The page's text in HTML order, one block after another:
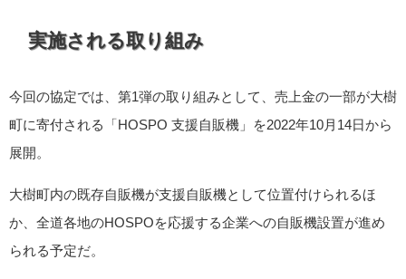
実施される取り組み
今回の協定では、第1弾の取り組みとして、売上金の一部が大樹
町に寄付される「HOSPO 支援自販機」を2022年10月14日から
展開。
大樹町内の既存自販機が支援自販機として位置付けられるほ
か、全道各地のHOSPOを応援する企業への自販機設置が進め
られる予定だ。